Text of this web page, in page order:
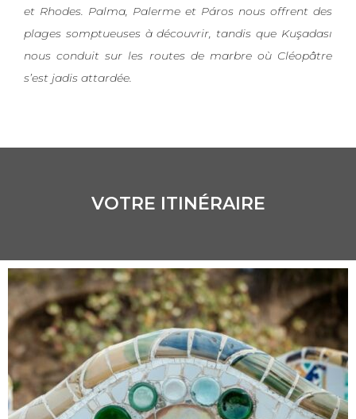
et Rhodes. Palma, Palerme et Páros nous offrent des
plages somptueuses à découvrir, tandis que Kuşadası
nous conduit sur les routes de marbre où Cléopâtre
s’est jadis attardée.
VOTRE ITINÉRAIRE